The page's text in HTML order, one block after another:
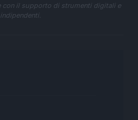
con il supporto di strumenti digitali e